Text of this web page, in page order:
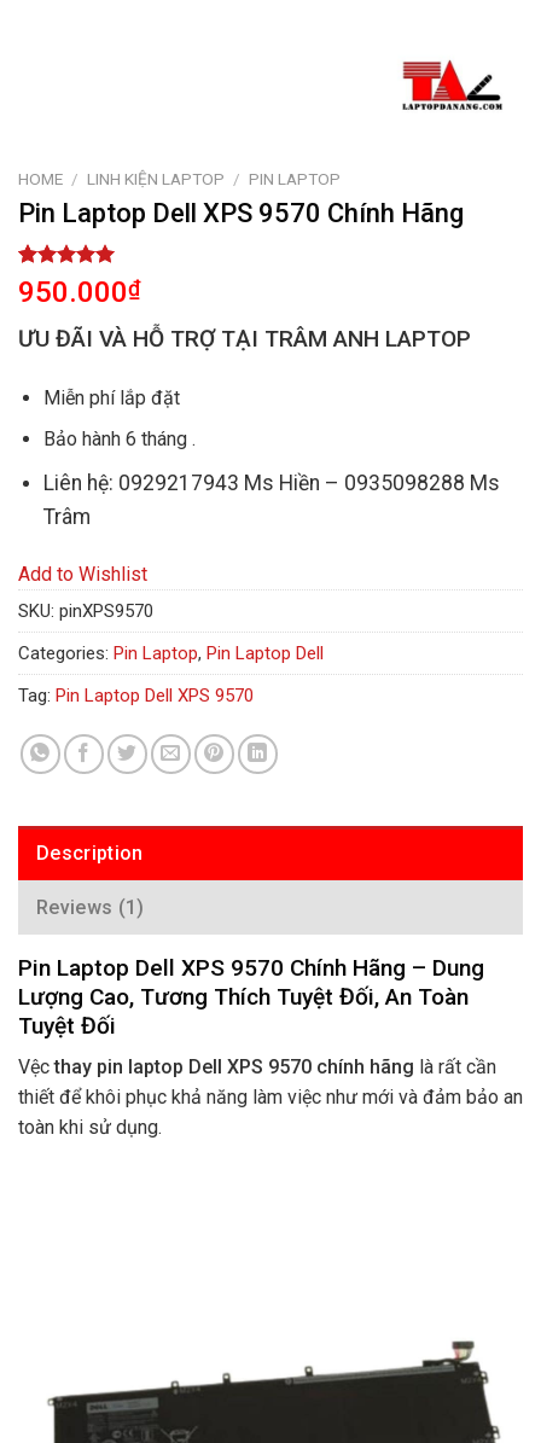
HOME / LINH KIỆN LAPTOP / PIN LAPTOP
Pin Laptop Dell XPS 9570 Chính Hãng
Rated
5.00
out of 5
1
customer
950.000₫
ƯU ĐÃI VÀ HỖ TRỢ TẠI TRÂM ANH LAPTOP
Miễn phí lắp đặt
Bảo hành 6 tháng .
Liên hệ: 0929217943 Ms Hiền – 0935098288 Ms
Trâm
Add to Wishlist
SKU: pinXPS9570
Categories: Pin Laptop, Pin Laptop Dell
Tag: Pin Laptop Dell XPS 9570
Description
Reviews (1)
Pin Laptop Dell XPS 9570 Chính Hãng – Dung
Lượng Cao, Tương Thích Tuyệt Đối, An Toàn
Tuyệt Đối
Vệcthay pin laptop Dell XPS 9570 chính hãng là rất cần
thiết để khôi phục khả năng làm việc như mới và đảm bảo an
toàn khi sử dụng.